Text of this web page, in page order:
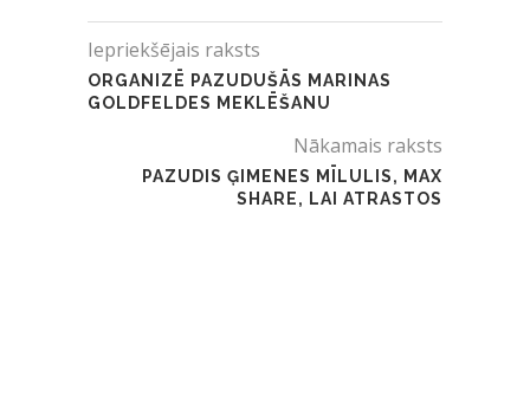
Iepriekšējais raksts
ORGANIZĒ PAZUDUŠĀS MARINAS
GOLDFELDES MEKLĒŠANU
Nākamais raksts
PAZUDIS ĢIMENES MĪLULIS, MAX
SHARE, LAI ATRASTOS